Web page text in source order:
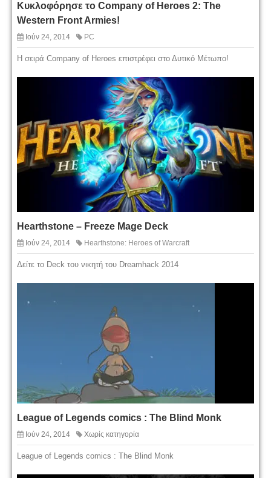
Κυκλοφόρησε το Company of Heroes 2: The
Western Front Armies!
Ιούν 24, 2014 PC
Η σειρά Company of Heroes επιστρέφει στο Δυτικό Μέτωπο!
Hearthstone – Freeze Mage Deck
Ιούν 24, 2014 Hearthstone: Heroes of Warcraft
Δείτε το Deck του νικητή του Dreamhack 2014
League of Legends comics : The Blind Monk
Ιούν 24, 2014 Χωρίς κατηγορία
League of Legends comics : The Blind Monk